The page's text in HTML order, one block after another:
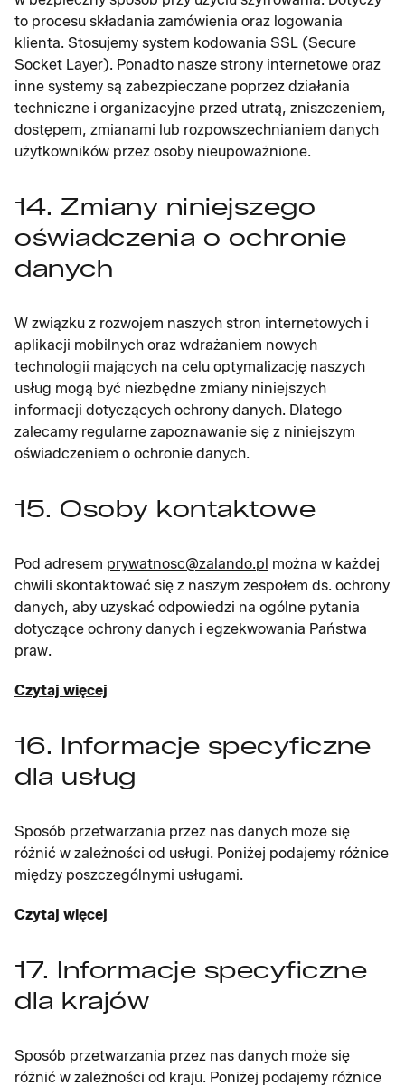
to procesu składania zamówienia oraz logowania
klienta. Stosujemy system kodowania SSL (Secure
Socket Layer). Ponadto nasze strony internetowe oraz
inne systemy są zabezpieczane poprzez działania
techniczne i organizacyjne przed utratą, zniszczeniem,
dostępem, zmianami lub rozpowszechnianiem danych
użytkowników przez osoby nieupoważnione.
14. Zmiany niniejszego
oświadczenia o ochronie
danych
W związku z rozwojem naszych stron internetowych i
aplikacji mobilnych oraz wdrażaniem nowych
technologii mających na celu optymalizację naszych
usług mogą być niezbędne zmiany niniejszych
informacji dotyczących ochrony danych. Dlatego
zalecamy regularne zapoznawanie się z niniejszym
oświadczeniem o ochronie danych.
15. Osoby kontaktowe
Pod adresem prywatnosc@zalando.pl można w każdej
chwili skontaktować się z naszym zespołem ds. ochrony
danych, aby uzyskać odpowiedzi na ogólne pytania
dotyczące ochrony danych i egzekwowania Państwa
praw.
Czytaj więcej
16. Informacje specyficzne
dla usług
Sposób przetwarzania przez nas danych może się
różnić w zależności od usługi. Poniżej podajemy różnice
między poszczególnymi usługami.
Czytaj więcej
17. Informacje specyficzne
dla krajów
Sposób przetwarzania przez nas danych może się
różnić w zależności od kraju. Poniżej podajemy różnice